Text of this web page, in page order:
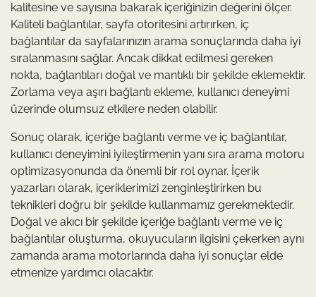
kalitesine ve sayısına bakarak içeriğinizin değerini ölçer.
Kaliteli bağlantılar, sayfa otoritesini artırırken, iç
bağlantılar da sayfalarınızın arama sonuçlarında daha iyi
sıralanmasını sağlar. Ancak dikkat edilmesi gereken
nokta, bağlantıları doğal ve mantıklı bir şekilde eklemektir.
Zorlama veya aşırı bağlantı ekleme, kullanıcı deneyimi
üzerinde olumsuz etkilere neden olabilir.
Sonuç olarak, içeriğe bağlantı verme ve iç bağlantılar,
kullanıcı deneyimini iyileştirmenin yanı sıra arama motoru
optimizasyonunda da önemli bir rol oynar. İçerik
yazarları olarak, içeriklerimizi zenginleştirirken bu
teknikleri doğru bir şekilde kullanmamız gerekmektedir.
Doğal ve akıcı bir şekilde içeriğe bağlantı verme ve iç
bağlantılar oluşturma, okuyucuların ilgisini çekerken aynı
zamanda arama motorlarında daha iyi sonuçlar elde
etmenize yardımcı olacaktır.